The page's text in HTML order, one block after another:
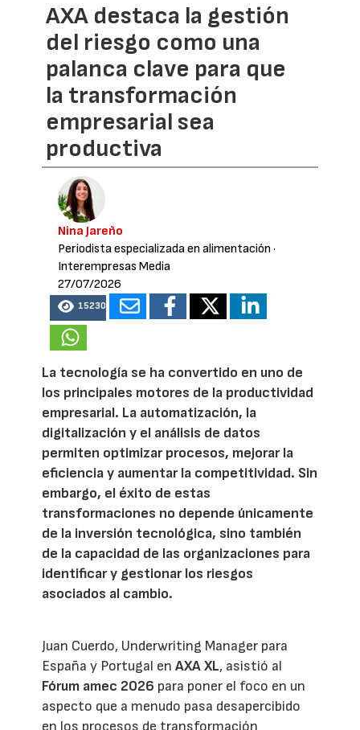
AXA destaca la gestión
del riesgo como una
palanca clave para que
la transformación
empresarial sea
productiva
Nina Jareño
Periodista especializada en alimentación ·
Interempresas Media
27/07/2026
15230
La tecnología se ha convertido en uno de
los principales motores de la productividad
empresarial. La automatización, la
digitalización y el análisis de datos
permiten optimizar procesos, mejorar la
eficiencia y aumentar la competitividad. Sin
embargo, el éxito de estas
transformaciones no depende únicamente
de la inversión tecnológica, sino también
de la capacidad de las organizaciones para
identificar y gestionar los riesgos
asociados al cambio.
Juan Cuerdo, Underwriting Manager para
España y Portugal enAXA XL, asistió al
Fórum amec 2026 para poner el foco en un
aspecto que a menudo pasa desapercibido
en los procesos de transformación